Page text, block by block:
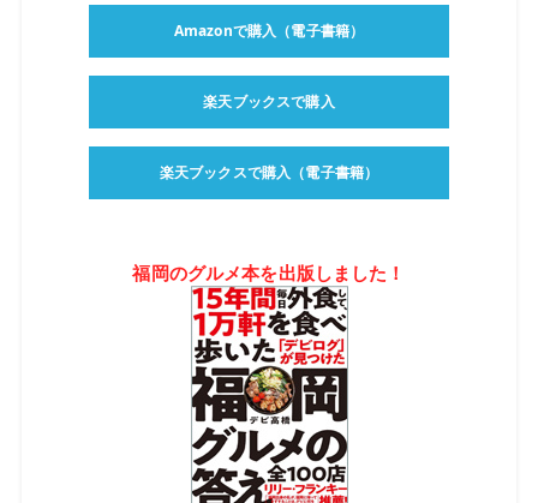
Amazonで購入（電子書籍）
楽天ブックスで購入
楽天ブックスで購入（電子書籍）
福岡のグルメ本を出版しました！